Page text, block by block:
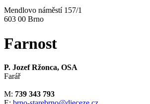
Mendlovo náměstí 157/1
603 00 Brno
Farnost
P. Jozef Ržonca, OSA
Farář
M: 739 343 793